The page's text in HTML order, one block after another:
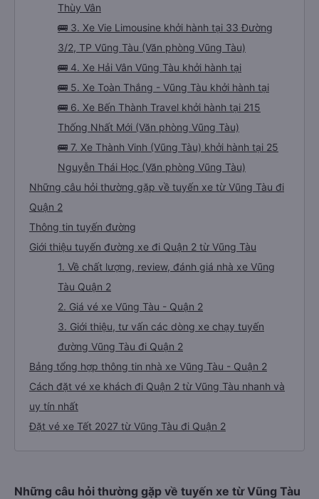
Thùy Vân
🚌 3. Xe Vie Limousine khởi hành tại 33 Đường
3/2, TP Vũng Tàu (Văn phòng Vũng Tàu)
🚌 4. Xe Hải Vân Vũng Tàu khởi hành tại
🚌 5. Xe Toàn Thắng - Vũng Tàu khởi hành tại
🚌 6. Xe Bến Thành Travel khởi hành tại 215
Thống Nhất Mới (Văn phòng Vũng Tàu)
🚌 7. Xe Thành Vinh (Vũng Tàu) khởi hành tại 25
Nguyễn Thái Học (Văn phòng Vũng Tàu)
Những câu hỏi thường gặp về tuyến xe từ Vũng Tàu đi
Quận 2
Thông tin tuyến đường
Giới thiệu tuyến đường xe đi Quận 2 từ Vũng Tàu
1. Về chất lượng, review, đánh giá nhà xe Vũng
Tàu Quận 2
2. Giá vé xe Vũng Tàu - Quận 2
3. Giới thiệu, tư vấn các dòng xe chạy tuyến
đường Vũng Tàu đi Quận 2
Bảng tổng hợp thông tin nhà xe Vũng Tàu - Quận 2
Cách đặt vé xe khách đi Quận 2 từ Vũng Tàu nhanh và
uy tín nhất
Đặt vé xe Tết 2027 từ Vũng Tàu đi Quận 2
Những câu hỏi thường gặp về tuyến xe từ Vũng Tàu